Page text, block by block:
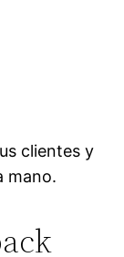
clientes y
mano.